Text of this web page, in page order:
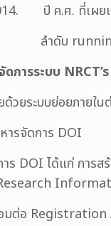
ปี ค.ศ. ที่เผยแ
ลำดับ running
ดการระบบ
ด้วยระบบย่อยภายใ
ารจัดการ DOI
าร DOI ได้แก่ การ
มต่อ